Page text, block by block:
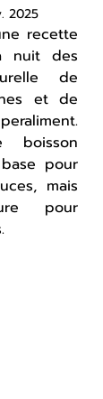
2025
recette
nuit des
de
et de
boisson
pour
mais
pour